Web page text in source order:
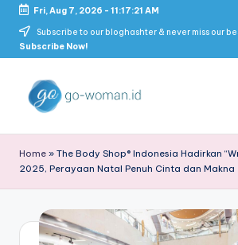
Skip
Fri, Aug 7, 2026 - 11:17:22 AM
Subscribe to our bloghashter & never miss our
Subscribe Now!
o
-
W
o
Home » The Body Shop® Indonesia Hadirkan
2025, Perayaan Natal Penuh Cinta dan Makna